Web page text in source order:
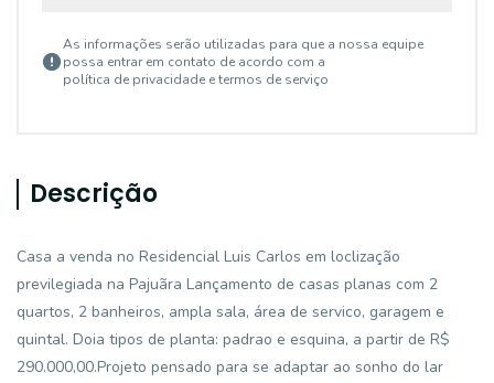
As informações serão utilizadas para que a nossa equipe
possa entrar em contato de acordo com a
política de privacidade e termos de serviço
Descrição
Casa a venda no Residencial Luis Carlos em loclização
previlegiada na Pajuãra Lançamento de casas planas com 2
quartos, 2 banheiros, ampla sala, área de servico, garagem e
quintal. Doia tipos de planta: padrao e esquina, a partir de R$
290.000,00.Projeto pensado para se adaptar ao sonho do lar